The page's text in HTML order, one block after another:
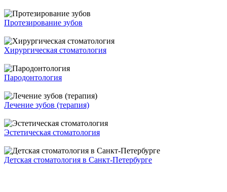
Протезирование зубов
Хирургическая стоматология
Пародонтология
Лечение зубов (терапия)
Эстетическая стоматология
Детская стоматология в Санкт-Петербурге